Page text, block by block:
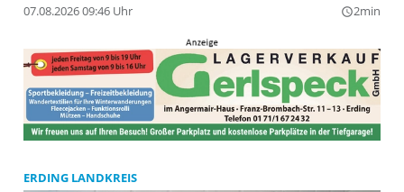
07.08.2026 09:46 Uhr query_builder2min
ERDING LANDKREIS